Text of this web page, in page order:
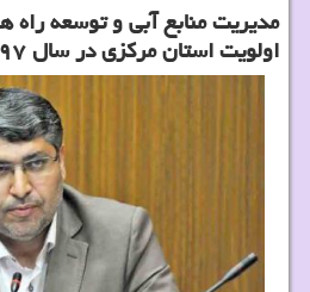
مدیریت منابع آبی و توسعه راه
اولویت استان مركزی در سال ۹۷